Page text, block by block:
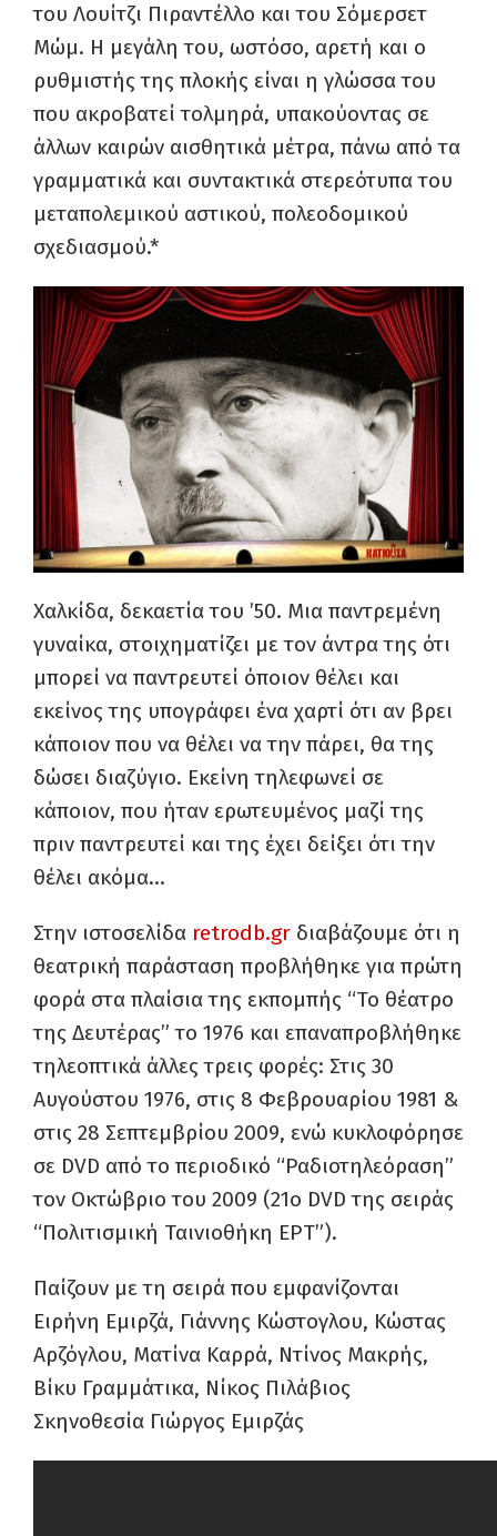
του Λουίτζι Πιραντέλλο και του Σόμερσετ
Μώμ. Η μεγάλη του, ωστόσο, αρετή και ο
ρυθμιστής της πλοκής είναι η γλώσσα του
που ακροβατεί τολμηρά, υπακούοντας σε
άλλων καιρών αισθητικά μέτρα, πάνω από τα
γραμματικά και συντακτικά στερεότυπα του
μεταπολεμικού αστικού, πολεοδομικού
σχεδιασμού.*
Χαλκίδα, δεκαετία του ’50. Μια παντρεμένη
γυναίκα, στοιχηματίζει με τον άντρα της ότι
μπορεί να παντρευτεί όποιον θέλει και
εκείνος της υπογράφει ένα χαρτί ότι αν βρει
κάποιον που να θέλει να την πάρει, θα της
δώσει διαζύγιο. Εκείνη τηλεφωνεί σε
κάποιον, που ήταν ερωτευμένος μαζί της
πριν παντρευτεί και της έχει δείξει ότι την
θέλει ακόμα…
Στην ιστοσελίδα retrodb.gr διαβάζουμε ότι η
θεατρική παράσταση προβλήθηκε για πρώτη
φορά στα πλαίσια της εκπομπής “Το θέατρο
της Δευτέρας” το 1976 και επαναπροβλήθηκε
τηλεοπτικά άλλες τρεις φορές: Στις 30
Αυγούστου 1976, στις 8 Φεβρουαρίου 1981 &
στις 28 Σεπτεμβρίου 2009, ενώ κυκλοφόρησε
σε DVD από το περιοδικό “Ραδιοτηλεόραση”
τον Οκτώβριο του 2009 (21ο DVD της σειράς
“Πολιτισμική Ταινιοθήκη ΕΡΤ”).
Παίζουν με τη σειρά που εμφανίζονται
Ειρήνη Εμιρζά, Γιάννης Κώστογλου, Κώστας
Αρζόγλου, Ματίνα Καρρά, Ντίνος Μακρής,
Βίκυ Γραμμάτικα, Νίκος Πιλάβιος
Σκηνοθεσία Γιώργος Εμιρζάς